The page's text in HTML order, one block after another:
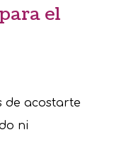
el
de acostarte
ni